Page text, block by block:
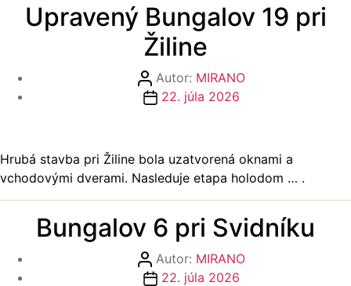
Upravený Bungalov 19 pri
Žiline
Autor
článku
Autor: MIRANO
Dátum22. júla 2026
Hrubá stavba pri Žiline bola uzatvorená oknami a
vchodovými dverami. Nasleduje etapa holodom … .
Bungalov 6 pri Svidníku
Autor
článku
Autor: MIRANO
Dátum22. júla 2026